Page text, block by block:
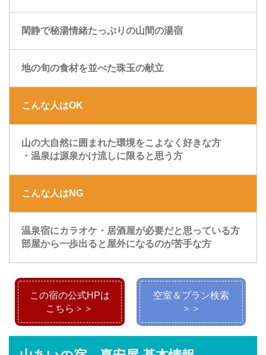
閑静で秘湯情緒たっぷりの山間の湯宿
地の旬の食材を並べた珠玉の献立
こんな人はOK
山の大自然に囲まれた環境をこよなく好きな方
・温泉は源泉かけ流しに限ると思う方
こんな人はNG
温泉宿にカラオケ・居酒屋が必要だと思っている方
部屋から一歩出ると屋外になるのが苦手な方
この宿の公式HPは
こちら＞＞
空室＆プラン検索
＞＞